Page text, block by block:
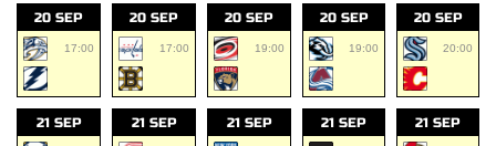
20 SEP
17:00
20 SEP
17:00
20 SEP
19:00
20 SEP
19:00
20 SEP
20:00
21 SEP 21 SEP 21 SEP 21 SEP 21 SEP